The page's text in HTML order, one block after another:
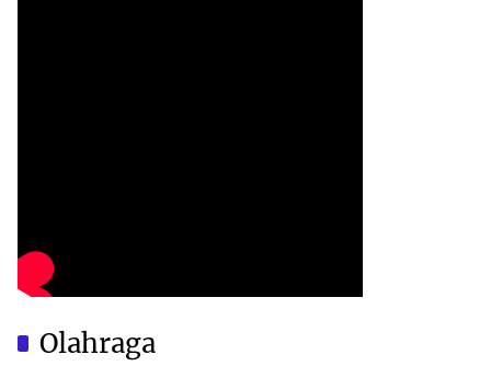
Olahraga